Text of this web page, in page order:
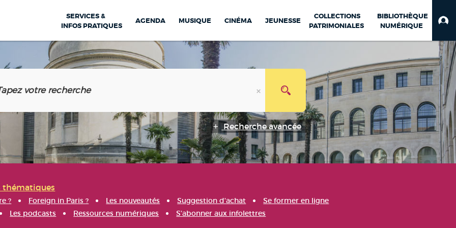
SERVICES &
INFOS PRATIQUES
AGENDA MUSIQUE CINÉMA JEUNESSE
COLLECTIONS
PATRIMONIALES
BIBLIOTHÈQUE
NUMÉRIQUE
Recherche avancée
thématiques
? Foreign in Paris ? Les nouveautés Suggestion d'achat
Se former en ligne
Les podcasts Ressources numériques S'abonner aux infolettres